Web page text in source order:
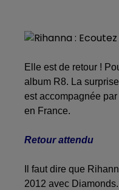
Elle est de retour !
album R8. La
est accompagnée
en France.
Retour attendu
Il faut dire que
2012 avec